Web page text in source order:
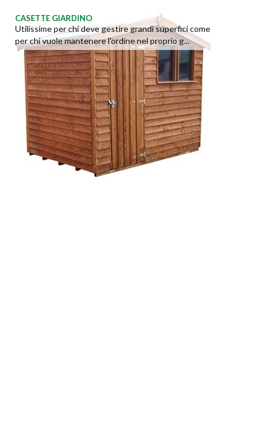
CASETTE GIARDINO
Utilissime per chi deve gestire grandi superfici come
per chi vuole mantenere l'ordine nel proprio g...